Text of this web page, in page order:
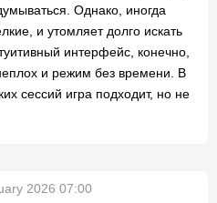
Однако, иногда
и утомляет долго искать
интерфейс, конечно,
и режим без времени. В
сессий игра подходит, но не
2026 07:00